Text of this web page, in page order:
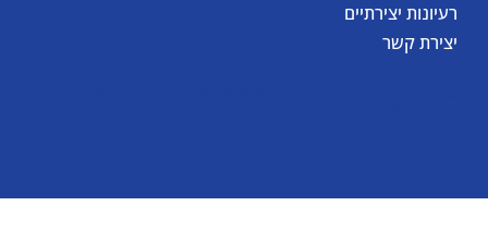
רעיונות יצירתיים
יצירת קשר